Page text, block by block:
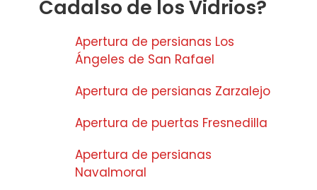
Cadalso de los Vidrios?
Apertura de persianas Los
Ángeles de San Rafael
Apertura de persianas Zarzalejo
Apertura de puertas Fresnedilla
Apertura de persianas
Navalmoral